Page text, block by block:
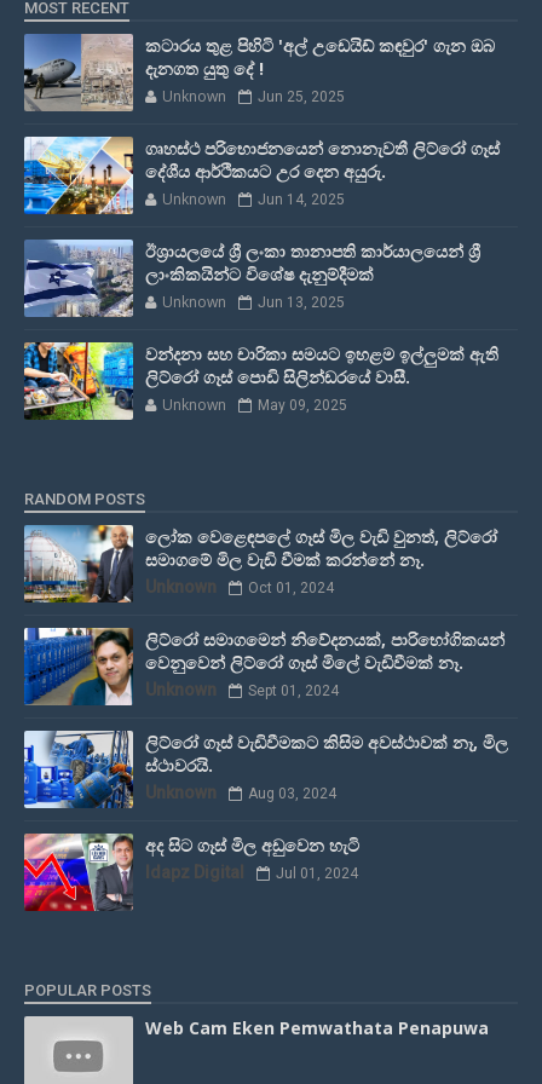
MOST RECENT
කටාරය තුළ පිහිටි 'අල් උඩෙයිඩ් කඳවුර' ගැන ඔබ
දැනගත යුතු දේ !
Unknown Jun 25, 2025
ගෘහස්ථ පරිභොජනයෙන් නොනැවතී ලිට්රෝ ගෑස්
දේශීය ආර්ථිකයට උර දෙන අයුරු.
Unknown Jun 14, 2025
ඊශ්‍රායලයේ ශ්‍රී ලංකා තානාපති කාර්යාලයෙන් ශ්‍රී
ලාංකිකයින්ට විශේෂ දැනුම්දීමක්
Unknown Jun 13, 2025
වන්දනා සහ චාරිකා සමයට ඉහළම ඉල්ලුමක් ඇති
ලිට්රෝ ගෑස් පොඩි සිලින්ඩරයේ වාසී.
Unknown May 09, 2025
RANDOM POSTS
ලෝක වෙළෙඳපලේ ගෑස් මිල වැඩි වුනත්, ලිට්රෝ
සමාගමේ මිල වැඩි වීමක් කරන්නේ නෑ.
Unknown Oct 01, 2024
ලිට්රෝ සමාගමෙන් නිවේදනයක්, පාරිභෝගිකයන්
වෙනුවෙන් ලිට්රෝ ගෑස් මිලේ වැඩිවීමක් නෑ.
Unknown Sept 01, 2024
ලිට්රෝ ගෑස් වැඩිවීමකට කිසිම අවස්ථාවක් නෑ, මිල
ස්ථාවරයි.
Unknown Aug 03, 2024
අද සිට ගෑස් මිල අඩුවෙන හැටි
Idapz Digital Jul 01, 2024
POPULAR POSTS
Web Cam Eken Pemwathata Penapuwa